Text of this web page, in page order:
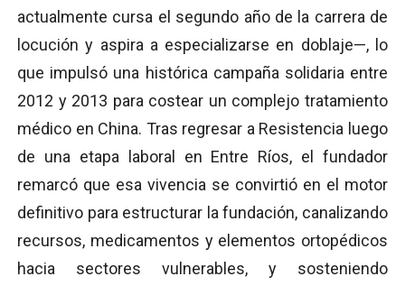
actualmente cursa el segundo año de la carrera de
locución y aspira a especializarse en doblaje—, lo
que impulsó una histórica campaña solidaria entre
2012 y 2013 para costear un complejo tratamiento
médico en China. Tras regresar a Resistencia luego
de una etapa laboral en Entre Ríos, el fundador
remarcó que esa vivencia se convirtió en el motor
definitivo para estructurar la fundación, canalizando
recursos, medicamentos y elementos ortopédicos
hacia sectores vulnerables, y sosteniendo